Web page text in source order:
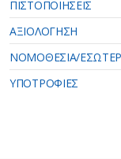
ΠΙΣΤΟΠΟΙΗΣΕΙΣ
ΑΞΙΟΛΟΓΗΣΗ
ΝΟΜΟΘΕΣΙΑ/
ΥΠΟΤΡΟΦΙΕΣ